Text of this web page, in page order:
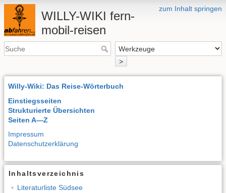
zum Inhalt springen
WILLY-WIKI fern-
mobil-reisen
>
Willy-Wiki: Das Reise-Wörterbuch
Einstiegsseiten
Strukturierte Übersichten
Seiten A—Z
Impressum
Datenschutzerklärung
Inhaltsverzeichnis
Literaturliste Südsee